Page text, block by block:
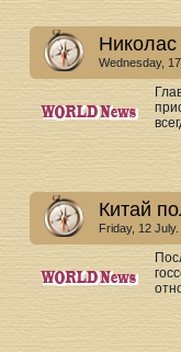
Wednesday,
Китай
Friday, 12